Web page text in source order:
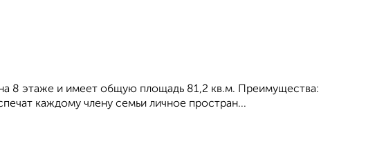
8 этаже и имеет общую площадь 81,2 кв.м. Преимущества:
каждому члену семьи личное простран...